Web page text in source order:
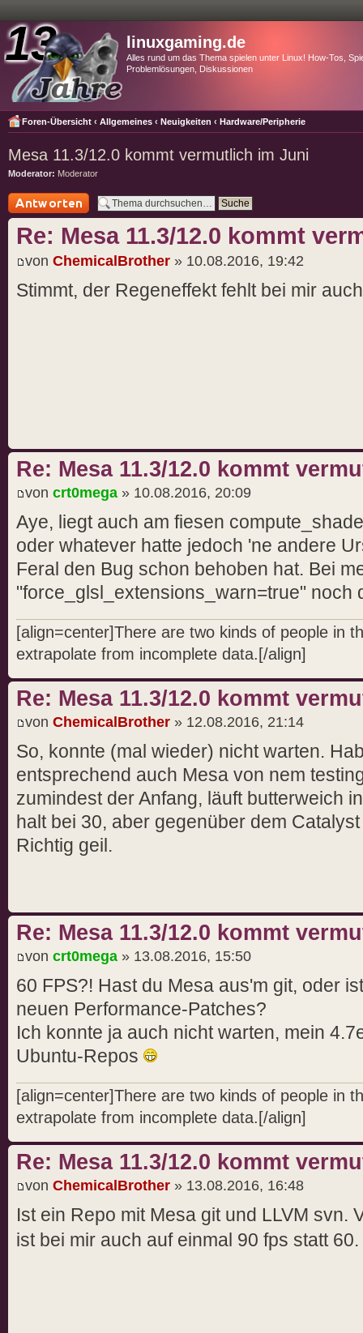
linuxgaming.de
Alles rund um das Thema spielen unter Linux! How-Tos,
Problemlösungen, Diskussionen
Foren-Übersicht ‹ Allgemeines ‹ Neuigkeiten ‹ Hardware/Peripherie
Mesa 11.3/12.0 kommt vermutlich im Juni
Moderator: Moderator
Antwort schreiben
Re: Mesa 11.3/12.0 kommt
von ChemicalBrother » 10.08.2016, 19:42
Stimmt, der Regeneffekt fehlt bei mir
Re: Mesa 11.3/12.0 kommt
von crt0mega » 10.08.2016, 20:09
Aye, liegt auch am fiesen
oder whatever hatte jedoch 'ne andere
Feral den Bug schon behoben hat. Bei
"force_glsl_extensions_warn=true" noch
[align=center]There are two kinds of people in
extrapolate from incomplete data.[/align]
Re: Mesa 11.3/12.0 kommt
von ChemicalBrother » 12.08.2016, 21:14
So, konnte (mal wieder) nicht warten.
entsprechend auch Mesa von nem
zumindest der Anfang, läuft butterweich
halt bei 30, aber gegenüber dem
Richtig geil.
Re: Mesa 11.3/12.0 kommt
von crt0mega » 13.08.2016, 15:50
60 FPS?! Hast du Mesa aus'm git, oder
neuen Performance-Patches?
Ich konnte ja auch nicht warten, mein
Ubuntu-Repos
[align=center]There are two kinds of people in
extrapolate from incomplete data.[/align]
Re: Mesa 11.3/12.0 kommt
von ChemicalBrother » 13.08.2016, 16:48
Ist ein Repo mit Mesa git und LLVM svn.
ist bei mir auch auf einmal 90 fps statt 60.